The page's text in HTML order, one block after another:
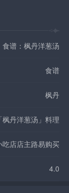
食谱：枫丹洋葱汤
食谱
枫丹
丹洋葱汤」料理
吃店店主路易购买
4.0